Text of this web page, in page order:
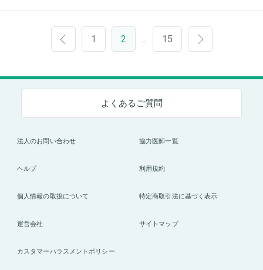
1 2 15
よくあるご質問
法人のお問い合わせ 協力医師一覧
ヘルプ 利用規約
個人情報の取扱について 特定商取引法に基づく表示
運営会社 サイトマップ
カスタマーハラスメントポリシー